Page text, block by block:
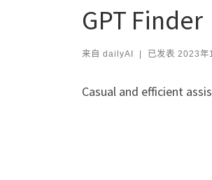
GPT Finder
来自 dailyAI 已发表 2023年
Casual and efficient